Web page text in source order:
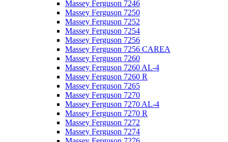
Massey Ferguson 7246
Massey Ferguson 7250
Massey Ferguson 7252
Massey Ferguson 7254
Massey Ferguson 7256
Massey Ferguson 7256 CAREA
Massey Ferguson 7260
Massey Ferguson 7260 AL-4
Massey Ferguson 7260 R
Massey Ferguson 7265
Massey Ferguson 7270
Massey Ferguson 7270 AL-4
Massey Ferguson 7270 R
Massey Ferguson 7272
Massey Ferguson 7274